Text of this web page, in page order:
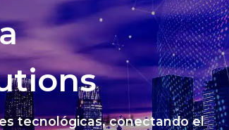
tecnológicas, conectando el